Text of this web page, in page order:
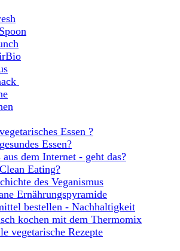
Essen ?
Essen?
aus dem Internet - geht das?
Eating?
des Veganismus
Ernährungspyramide
bestellen - Nachhaltigkeit
kochen mit dem Thermomix
vegetarische Rezepte